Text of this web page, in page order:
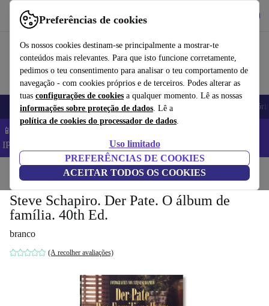
Preferências de cookies
Os nossos cookies destinam-se principalmente a mostrar-te
conteúdos mais relevantes. Para que isto funcione corretamente,
pedimos o teu consentimento para analisar o teu comportamento de
navegação - com cookies próprios e de terceiros. Podes alterar as
tuas configurações de cookies a qualquer momento. Lê as nossas
informações sobre proteção de dados. Lê a
política de cookies do processador de dados.
Uso limitado
PREFERÊNCIAS DE COOKIES
ACEITAR TODOS OS COOKIES
Use o refurbed de forma rápida e fácil
Telemóveis Computadores Portáteis Tablets
📱 Poupa 5% EXTRA em todos os iPhones – Código:
IPHONEDEAL –
Início Casa Móveis
Steve Schapiro. Der Pate. O álbum de
família. 40th Ed.
branco
(A recolher avaliações)